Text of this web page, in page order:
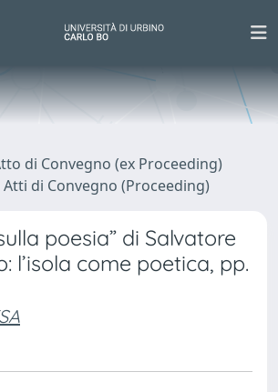
di Convegno (ex Proceeding)
di Convegno (Proceeding)
poesia” di Salvatore
l’isola come poetica, pp.